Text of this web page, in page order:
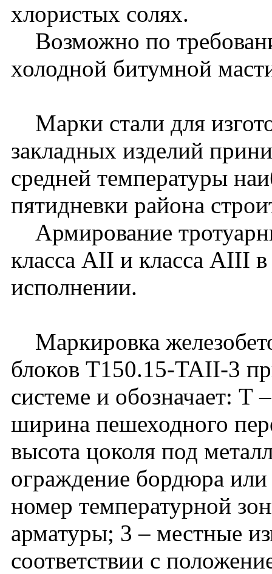
хлористых солях.
Возможно по
холодной битумной
Марки стали для
закладных изделий
средней температуры
пятидневки района
Армирование
класса АII и класса АIII
исполнении.
Маркировка
блоков Т150.15-TAII-3
системе и обозначает: Т
ширина пешеходного
высота цоколя под
ограждение бордюра
номер температурной
арматуры; 3 – местные
соответствии с